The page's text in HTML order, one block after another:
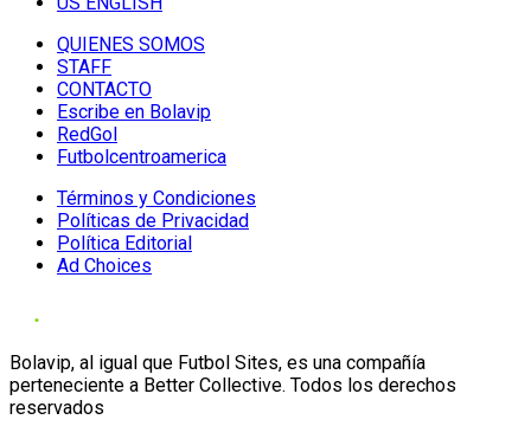
QUIENES SOMOS
STAFF
CONTACTO
Escribe en Bolavip
RedGol
Futbolcentroamerica
Términos y Condiciones
Políticas de Privacidad
Política Editorial
Ad Choices
Bolavip, al igual que Futbol Sites, es una compañía
perteneciente a Better Collective. Todos los derechos
reservados